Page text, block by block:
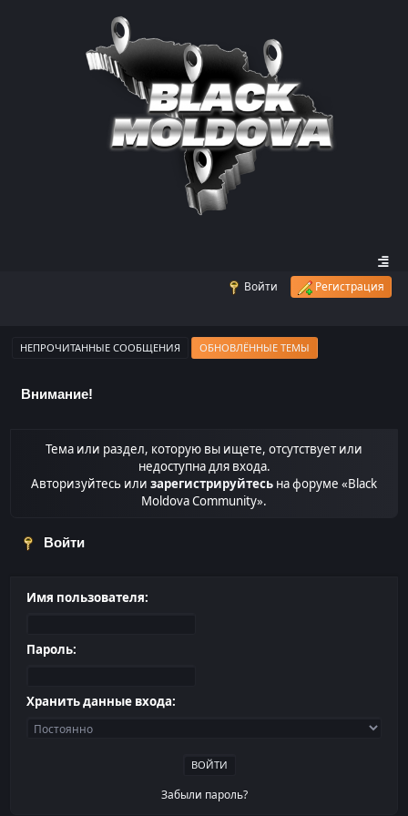
Войти Регистрация
НЕПРОЧИТАННЫЕ СООБЩЕНИЯ ОБНОВЛЁННЫЕ ТЕМЫ
Внимание!
Тема или раздел, которую вы ищете, отсутствует или
недоступна для входа.
Авторизуйтесь или зарегистрируйтесь на форуме «Black
Moldova Community».
Войти
Имя пользователя:
Пароль:
Хранить данные входа:
Забыли пароль?